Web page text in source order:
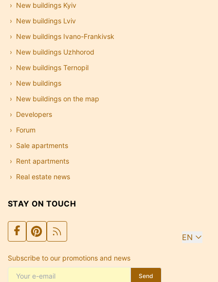
New buildings Kyiv
New buildings Lviv
New buildings Ivano-Frankivsk
New buildings Uzhhorod
New buildings Ternopil
New buildings
New buildings on the map
Developers
Forum
Sale apartments
Rent apartments
Real estate news
STAY ON TOUCH
EN
Subscribe to our promotions and news
Send